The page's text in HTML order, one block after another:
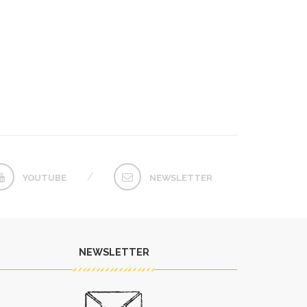
YOUTUBE NEWSLETTER
NEWSLETTER